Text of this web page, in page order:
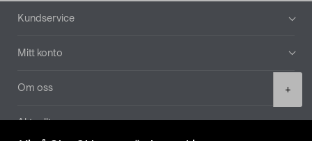
+
Sidfot
Kundservice
Mitt konto
Om oss
Aktuellt